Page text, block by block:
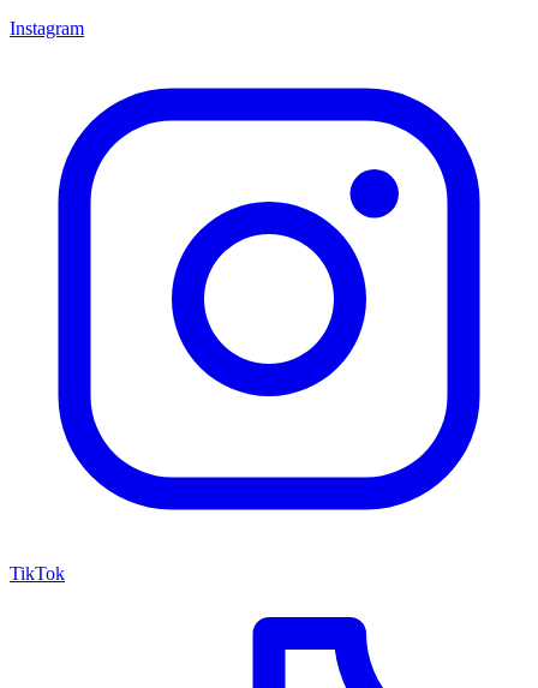
Instagram
TikTok